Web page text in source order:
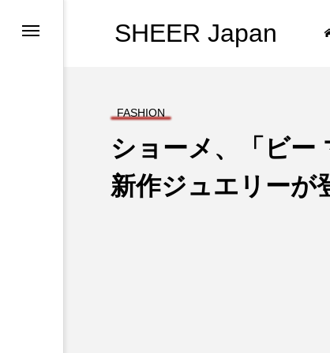
SHEER Japan
FASHION
ショーメ、「ビー
新作ジュエリーが